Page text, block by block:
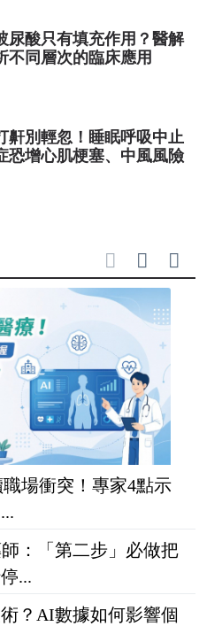
尿酸只有填充作用？醫解
不同層次的臨床應用
鼾別輕忽！睡眠呼吸中止
恐增心肌梗塞、中風風險
場衝突！專家4點示
：「第二步」必做把
...
？AI數據如何影響個